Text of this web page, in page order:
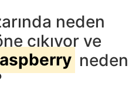
neden
çıkıyor ve
neden